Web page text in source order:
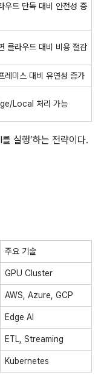
우드 단독 대비 안전성 증
클라우드 대비 비용 절감
레미스 대비 유연성 증가
Local 처리 가능
실행’하는 전략이다.
주요 기술
GPU Cluster
AWS, Azure, GCP
Edge AI
ETL, Streaming
Kubernetes